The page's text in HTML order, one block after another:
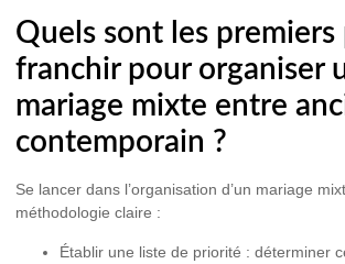
Quels sont les premiers
franchir pour organiser
mariage mixte entre
contemporain ?
Se lancer dans l’organisation d’un mariage
méthodologie claire :
Établir une liste de priorité : déterminer